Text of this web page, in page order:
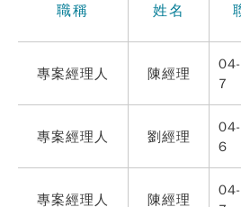
職稱 姓名
專案經理人 陳經理
7
專案經理人 劉經理
6
專案經理人 陳經理